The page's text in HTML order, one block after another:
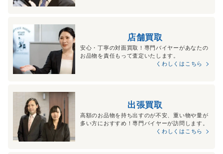
店舗買取
安心・丁寧の対面買取！専門バイヤーがあなたの
お品物を責任もって査定いたします。
くわしくはこちら
出張買取
高額のお品物を持ち出すのが不安、重い物や量が
多い方におすすめ！専門バイヤーが訪問します。
くわしくはこちら